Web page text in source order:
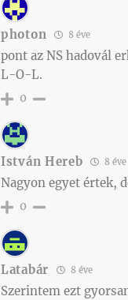
photon 8 éve
pont az NS hadovál
L-O-L.
0
István Hereb 8 éve
Nagyon egyet értek,
0
Latabár 8 éve
Szerintem ezt